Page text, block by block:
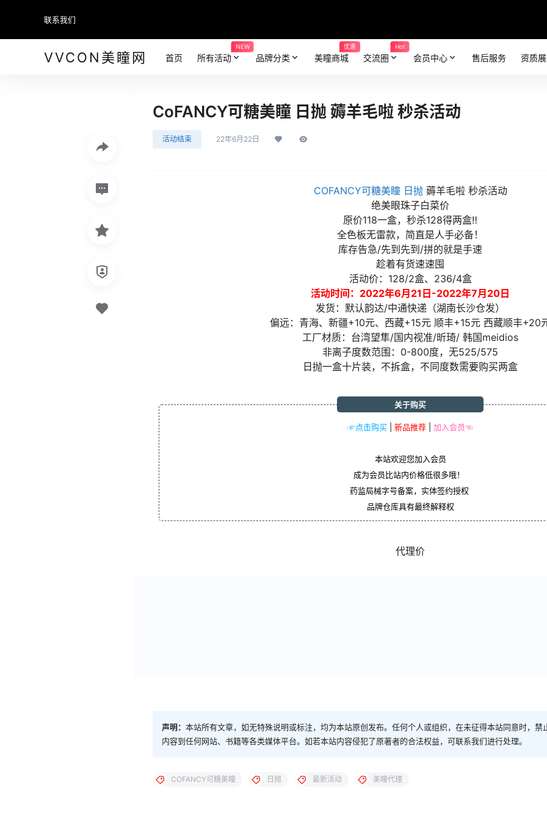
联系我们
VVCON美瞳网 首页 所有活动
NEW
品牌分类 美瞳商城
优惠
交流圈
Hot
会员中心 售后服务 资质
CoFANCY可糖美瞳 日抛 薅羊毛啦 秒杀活动
活动结束 22年6月22日
COFANCY可糖美瞳 日抛薅羊毛啦 秒杀活动
绝美眼珠子白菜价
原价118一盒，秒杀128得两盒‼
全色板无雷款，简直是人手必备！
库存告急/先到先到/拼的就是手速
趁着有货速速囤
活动价：128/2盒、236/4盒
活动时间：2022年6月21日-2022年7月20日
发货：默认韵达/中通快递（湖南长沙仓发）
偏远：青海、新疆+10元、西藏+15元 顺丰+15元 西藏顺丰+20
工厂材质：台湾望隼/国内视准/昕琦/ 韩国meidios
非离子度数范围：0-800度，无525/575
日抛一盒十片装，不拆盒，不同度数需要购买两盒
☞点击购买 新品推荐 加入会员☜
关于购买
本站欢迎您加入会员
成为会员比站内价格低很多哦！
药监局械字号备案，实体签约授权
品牌仓库具有最终解释权
代理价
声明： 本站所有文章，如无特殊说明或标注，均为本站原创发布。任何个人或组织，在未征得本站同意时，禁
内容到任何网站、书籍等各类媒体平台。如若本站内容侵犯了原著者的合法权益，可联系我们进行处理。
COFANCY可糖美瞳 日抛 最新活动 美瞳代理